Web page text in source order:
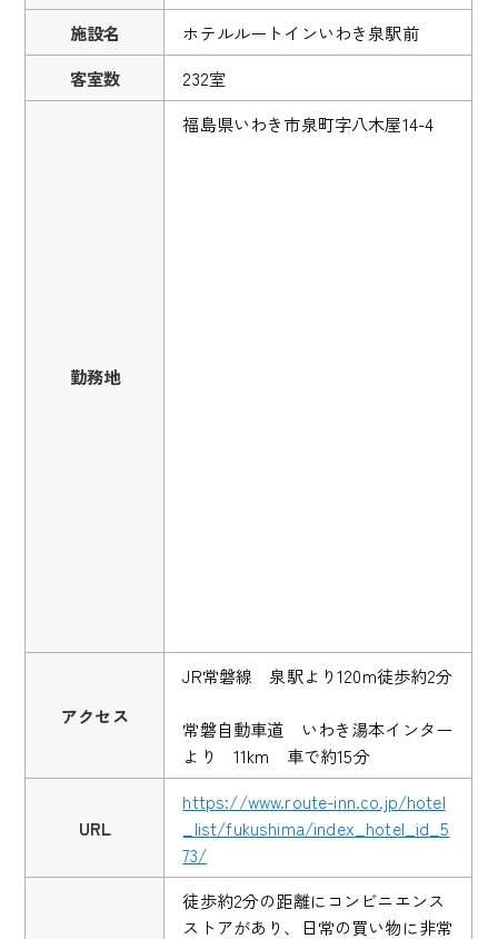
施設名
ホテルルートインいわき泉駅前
客室数
232室
勤務地
福島県いわき市泉町字八木屋14-4
アクセス
JR常磐線 泉駅より120m徒歩約2分
常磐自動車道 いわき湯本インター
より 11km 車で約15分
URL
https://www.route-inn.co.jp/hotel
_list/fukushima/index_hotel_id_5
73/
徒歩約2分の距離にコンビニエンス
ストアがあり、日常の買い物に非常